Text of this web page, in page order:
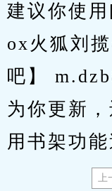
建议你使
ox火狐刘
吧】
为你更新
用书架功能
上